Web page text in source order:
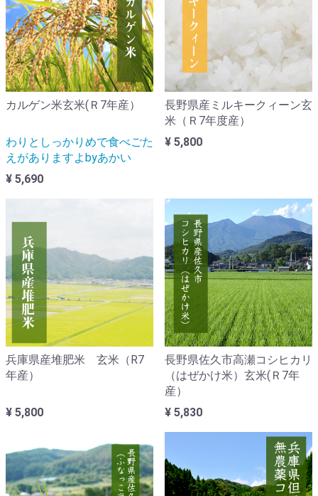
カルゲン米玄米(Ｒ7年産）
わりとしっかりめで食べごた
えがありますよbyあかい
¥ 5,690
長野県産ミルキークィーン玄
米（Ｒ7年度産）
¥ 5,800
兵庫県産堆肥米 玄米（R7
年産）
¥ 5,800
長野県佐久市高瀬コシヒカリ
（はぜかけ米）玄米(Ｒ7年
産）
¥ 5,830